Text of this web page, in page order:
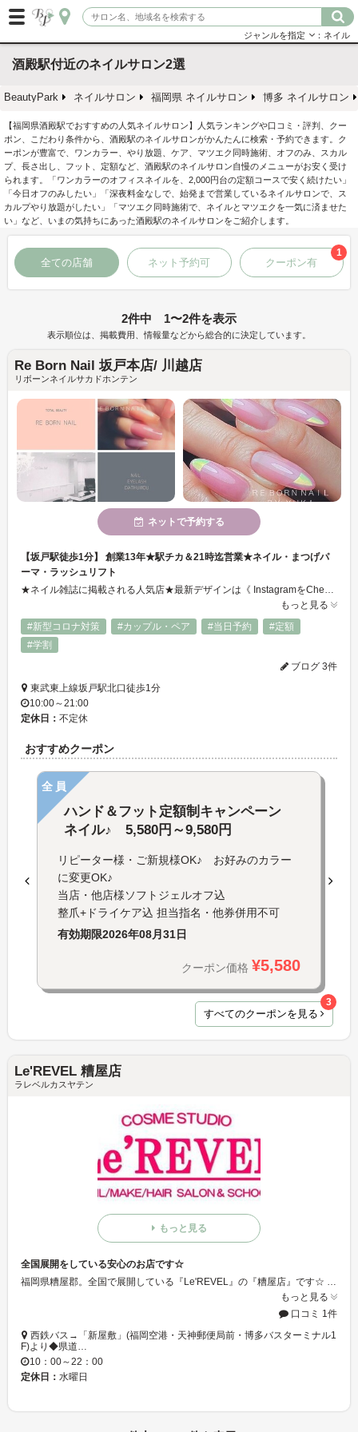
ジャンルを指定 ：ネイル
酒殿駅付近のネイルサロン2選
BeautyPark ネイルサロン 福岡県 ネイルサロン 博多 ネイルサロン
【福岡県酒殿駅でおすすめの人気ネイルサロン】人気ランキングや口コミ・評判、クー
ポン、こだわり条件から、酒殿駅のネイルサロンがかんたんに検索・予約できます。ク
ーポンが豊富で、ワンカラー、やり放題、ケア、マツエク同時施術、オフのみ、スカル
プ、長さ出し、フット、定額など、酒殿駅のネイルサロン自慢のメニューがお安く受け
られます。「ワンカラーのオフィスネイルを、2,000円台の定額コースで安く続けたい」
「今日オフのみしたい」「深夜料金なしで、始発まで営業しているネイルサロンで、ス
カルプやり放題がしたい」「マツエク同時施術で、ネイルとマツエクを一気に済ませた
い」など、いまの気持ちにあった酒殿駅のネイルサロンをご紹介します。
全ての店舗 ネット予約可 クーポン有
1
2件中 1〜2件を表示
表示順位は、掲載費用、情報量などから総合的に決定しています。
Re Born Nail 坂戸本店/ 川越店
リボーンネイルサカドホンテン
ネットで予約する
【坂戸駅徒歩1分】 創業13年★駅チカ＆21時迄営業★ネイル・まつげパ
ーマ・ラッシュリフト
★ネイル雑誌に掲載される人気店★最新デザインは《 InstagramをCheck》ネイルケア・ジェルネイル・スカルプ・雑誌の持ち込みアートOK☆当日予約OK☆まつげエクステ・まつげパーマ・フェイシャル・脱毛メニューもあり、それぞれのスペシャリストが素敵なデザインをご提供いたします☆スタッフ募集中! TEL049-298-4027まで
もっと見る
#新型コロナ対策
#カップル・ペア #当日予約
#定額
#学割
ブログ 3件
東武東上線坂戸駅北口徒歩1分
10:00～21:00
定休日： 不定休
おすすめクーポン
全員
ハンド＆フット定額制キャンペーン
ネイル♪ 5,580円～9,580円
リピーター様・ご新規様OK♪ お好みのカラー
に変更OK♪
当店・他店様ソフトジェルオフ込
整爪+ドライケア込 担当指名・他券併用不可
有効期限2026年08月31日
クーポン価格 ¥5,580
すべてのクーポンを見る
3
Le'REVEL 糟屋店
ラレベルカスヤテン
もっと見る
全国展開をしている安心のお店です☆
福岡県糟屋郡。全国で展開している『Le'REVEL』の『糟屋店』です☆ ４台とめることができる無料専用駐車場が有るので、車でこられる方も安心してお越しください♪ 2013年でネイル・ヘアメイクスクールの方は15年目、ネイルサロンは5年目を迎えています♪
もっと見る
口コミ 1件
西鉄バス→「新屋敷」(福岡空港・天神郵便局前・博多バスターミナル1
F)より◆県道…
10：00～22：00
定休日： 水曜日